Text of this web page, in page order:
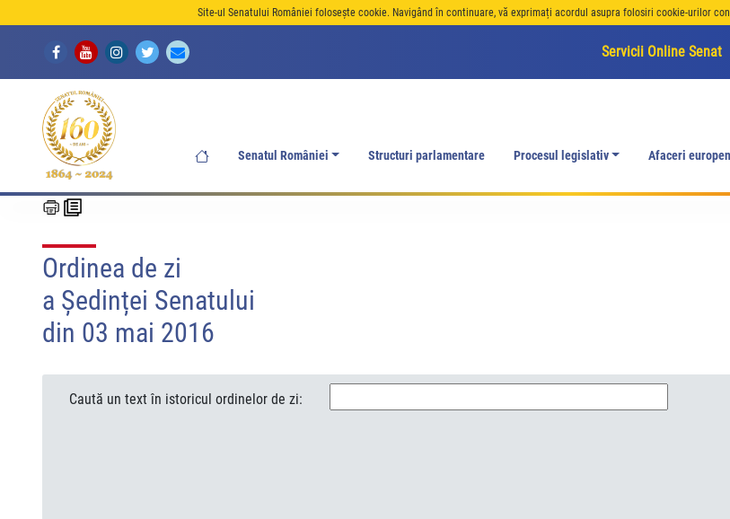
Site-ul Senatului României folosește cookie. Navigând în continuare, vă exprimați acordul asupra folosiri cookie-urilor
Servicii Online Senat
Senatul României Structuri parlamentare Procesul legislativ Afaceri
Ordinea de zi
a Ședinței Senatului
din 03 mai 2016
Caută un text în istoricul ordinelor de zi: